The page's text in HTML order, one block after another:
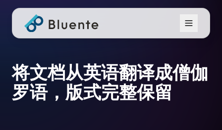
将文档从英语翻译成僧伽
罗语，版式完整保留